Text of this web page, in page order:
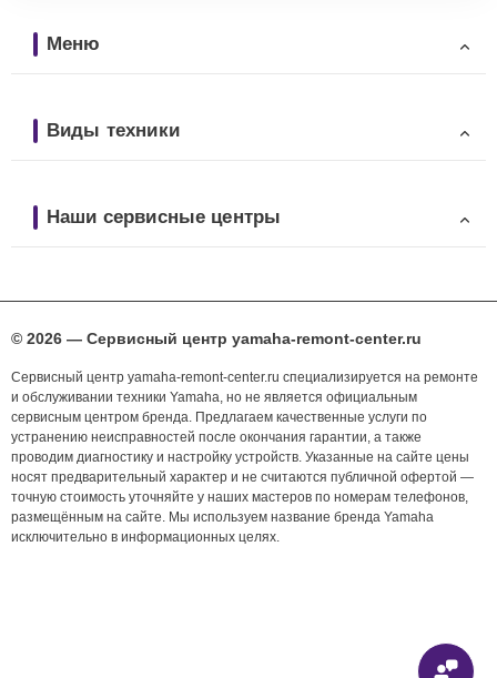
Меню
Виды техники
Наши сервисные центры
© 2026 — Сервисный центр yamaha-remont-center.ru
Сервисный центр yamaha-remont-center.ru специализируется на ремонте
и обслуживании техники Yamaha, но не является официальным
сервисным центром бренда. Предлагаем качественные услуги по
устранению неисправностей после окончания гарантии, а также
проводим диагностику и настройку устройств. Указанные на сайте цены
носят предварительный характер и не считаются публичной офертой —
точную стоимость уточняйте у наших мастеров по номерам телефонов,
размещённым на сайте. Мы используем название бренда Yamaha
исключительно в информационных целях.